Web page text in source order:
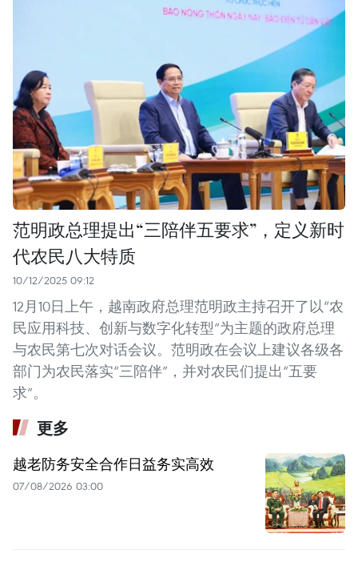
范明政总理提出“三陪伴五要求”，定义新时
代农民八大特质
10/12/2025 09:12
12月10日上午，越南政府总理范明政主持召开了以“农
民应用科技、创新与数字化转型”为主题的政府总理
与农民第七次对话会议。范明政在会议上建议各级各
部门为农民落实“三陪伴”，并对农民们提出“五要
求”。
更多
越老防务安全合作日益务实高效
07/08/2026 03:00